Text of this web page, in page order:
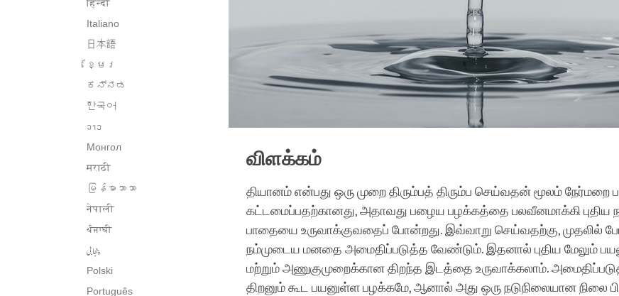
हिन्दी
Italiano
日本語
ខ្មែរ
ಕನ್ನಡ
한국어
ລາວ
Монгол
मराठी
မြန်မာဘာသာ
नेपाली
ਪੰਜਾਬੀ
پنجابی
Polski
Português
விளக்கம்
தியானம் என்பது ஒரு முறை திரும்பத் திரும்ப செய்வதன் மூலம்
கட்டமைப்பதற்கானது, அதாவது பழைய பழக்கத்தை பலவீனமாக்கி புதிய
பாதையை உருவாக்குவதைப் போன்றது. இவ்வாறு செய்வதற்கு, முதலில்
நம்முடைய மனதை அமைதிப்படுத்த வேண்டும். இதனால் புதிய மேலும்
மற்றும் அணுகுமுறைக்கான திறந்த இடத்தை உருவாக்கலாம்.
திறனும் கூட பயனுள்ள பழக்கமே, ஆனால் அது ஒரு நடுநிலையான நிலை